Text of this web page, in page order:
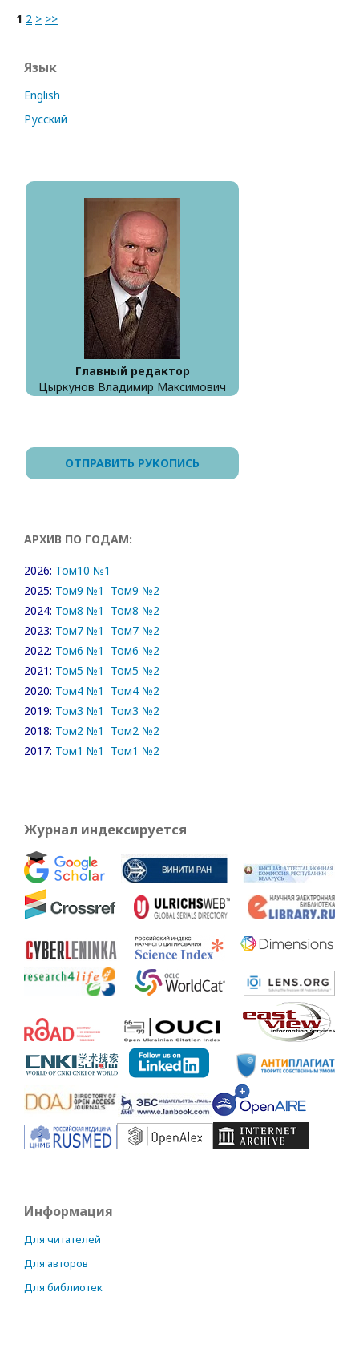
1 2 > >>
Язык
English
Русский
Главный редактор
Цыркунов Владимир Максимович
ОТПРАВИТЬ РУКОПИСЬ
АРХИВ ПО ГОДАМ:
2026: Том10 №1
2025: Том9 №1
Том9 №2
2024: Том8 №1
Том8 №2
2023: Том7 №1
Том7 №2
2022: Том6 №1
Том6 №2
2021: Том5 №1
Том5 №2
2020: Том4 №1
Том4 №2
2019: Том3 №1
Том3 №2
2018: Том2 №1
Том2 №2
2017: Том1 №1 Том1 №2
Журнал индексируется
Информация
Для читателей
Для авторов
Для библиотек